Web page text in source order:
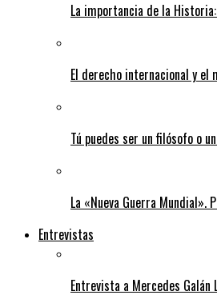
La importancia de la
El derecho internacional y
Tú puedes ser un filósofo o
La «Nueva Guerra Mundial».
Entrevistas
Entrevista a Mercedes